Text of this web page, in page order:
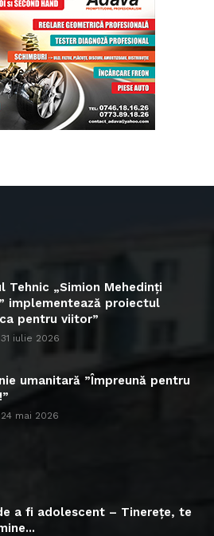
Tehnic „Simion Mehedinți
implementează proiectul
pentru viitor”
31 iulie 2026
umanitară ”Împreună pentru
24 mai 2026
a fi adolescent – Tinerețe, te